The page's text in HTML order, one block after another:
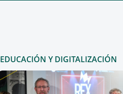
EDUCACIÓN Y DIGITALIZACIÓN